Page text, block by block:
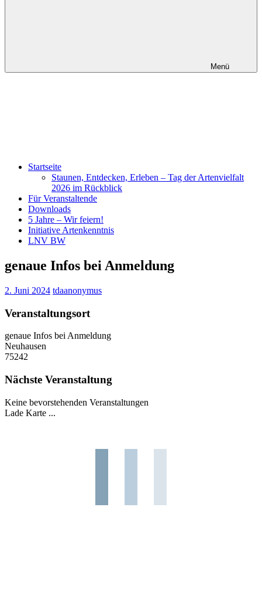
Menü
Startseite
Staunen, Entdecken, Erleben – Tag der Artenvielfalt
2026 im Rückblick
Für Veranstaltende
Downloads
5 Jahre – Wir feiern!
Initiative Artenkenntnis
LNV BW
genaue Infos bei Anmeldung
2. Juni 2024 tdaanonymus
Veranstaltungsort
genaue Infos bei Anmeldung
Neuhausen
75242
Nächste Veranstaltung
Keine bevorstehenden Veranstaltungen
Lade Karte ...